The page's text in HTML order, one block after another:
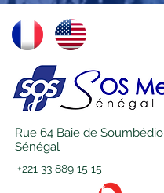
Rue 64 Baie de
Sénégal
+221 33 889 15 15